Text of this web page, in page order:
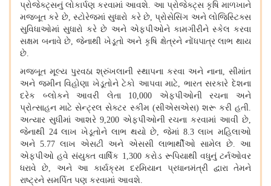
પ્રોજેક્ટ્સનું લોકાર્પણ કરવામાં આવશે. આ પ્રોજેક્ટ્સ કૃષિ માળખાને
મજબૂત કરે છે, સ્ટોરેજમાં સુધારો કરે છે, પ્રોસેસિંગ અને લોજિસ્ટિક્સ
સુવિધાઓમાં સુધારો કરે છે અને એફપીઓને કામગીરીને સ્કેલ કરવા
સક્ષમ બનાવે છે, જેનાથી ખેડૂતો અને કૃષિ ક્ષેત્રને નોંધપાત્ર લાભ થાય
છે.
મજબૂત મૂલ્ય પુરવઠા શ્રુંખલાની સ્થાપના કરવા અને નાના, સીમાંત
અને જમીન વિહોણા ખેડૂતોને ટેકો આપવા માટે, ભારત સરકારે દેશના
દરેક બ્લોકને આવરી લેતા 10,000 એફપીઓની રચના અને
પ્રોત્સાહન માટે સેન્ટ્રલ સેક્ટર સ્કીમ (સીએસએસ) શરૂ કરી હતી.
અત્યાર સુધીમાં આશરે 9,200 એફપીઓની રચના કરવામાં આવી છે,
જેનાથી 24 લાખ ખેડૂતોને લાભ થયો છે, જેમાં 8.3 લાખ મહિલાઓ
અને 5.77 લાખ એસટી અને એસસી લાભાર્થીઓ સામેલ છે. આ
એફપીઓ હવે સંયુક્ત વાર્ષિક 1,300 કરોડ રૂપિયાથી વધુનું ટર્નઓવર
ધરાવે છે, અને આ કાર્યક્રમ દરમિયાન પ્રધાનમંત્રી દ્વારા તેમને
રાષ્ટ્રને સમર્પિત પણ કરવામાં આવશે.